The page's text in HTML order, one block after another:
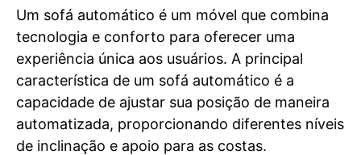
Um sofá automático é um móvel que combina
tecnologia e conforto para oferecer uma
experiência única aos usuários. A principal
característica de um sofá automático é a
capacidade de ajustar sua posição de maneira
automatizada, proporcionando diferentes níveis
de inclinação e apoio para as costas.